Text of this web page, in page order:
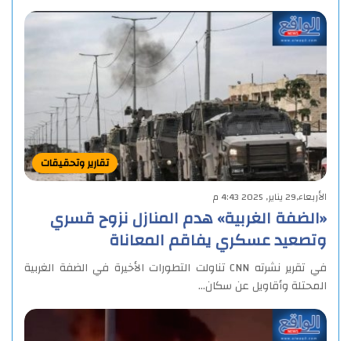
تقارير وتحقيقات
الأربعاء,29 يناير, 2025 4:43 م
«الضفة الغربية» هدم المنازل نزوح قسري
وتصعيد عسكري يفاقم المعاناة
في تقرير نشرته CNN تناولت التطورات الأخيرة في الضفة الغربية
المحتلة وأقاويل عن سكان…